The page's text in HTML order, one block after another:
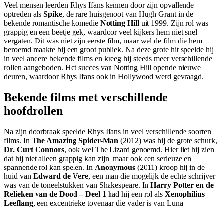
Veel mensen leerden Rhys Ifans kennen door zijn opvallende
optreden als Spike, de rare huisgenoot van Hugh Grant in de
bekende romantische komedie Notting Hill uit 1999. Zijn rol was
grappig en een beetje gek, waardoor veel kijkers hem niet snel
vergaten. Dit was niet zijn eerste film, maar wel de film die hem
beroemd maakte bij een groot publiek. Na deze grote hit speelde hij
in veel andere bekende films en kreeg hij steeds meer verschillende
rollen aangeboden. Het succes van Notting Hill opende nieuwe
deuren, waardoor Rhys Ifans ook in Hollywood werd gevraagd.
Bekende films met verschillende
hoofdrollen
Na zijn doorbraak speelde Rhys Ifans in veel verschillende soorten
films. In The Amazing Spider-Man (2012) was hij de grote schurk,
Dr. Curt Connors, ook wel The Lizard genoemd. Hier liet hij zien
dat hij niet alleen grappig kan zijn, maar ook een serieuze en
spannende rol kan spelen. In Anonymous (2011) kroop hij in de
huid van Edward de Vere, een man die mogelijk de echte schrijver
was van de toneelstukken van Shakespeare. In Harry Potter en de
Relieken van de Dood – Deel 1 had hij een rol als Xenophilius
Leeflang, een excentrieke tovenaar die vader is van Luna.